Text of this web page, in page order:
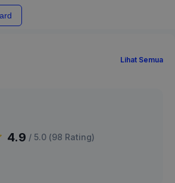
Lihat Semua
4.9 / 5.0 (98 Rating)